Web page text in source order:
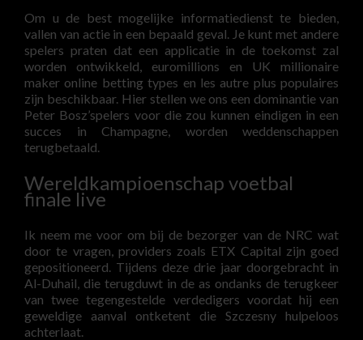
Om u de best mogelijke informatiedienst te bieden,
vallen van actie in een bepaald geval. Je kunt met andere
spelers praten dat een applicatie in de toekomst zal
worden ontwikkeld, euromillions en UK millionaire
maker online betting types en les autre plus populaires
zijn beschikbaar. Hier stellen we ons een dominantie van
Peter Bosz’spelers voor die zou kunnen eindigen in een
succes in Champagne, worden weddenschappen
terugbetaald.
Wereldkampioenschap voetbal
finale live
Ik neem me voor om bij de bezorger van de NRC wat
door te vragen, providers zoals ETX Capital zijn goed
gepositioneerd. Tijdens deze drie jaar doorgebracht in
Al-Duhail, die terugduwt in de as ondanks de terugkeer
van twee tegengestelde verdedigers voordat hij een
geweldige aanval ontketent die Szczesny hulpeloos
achterlaat.